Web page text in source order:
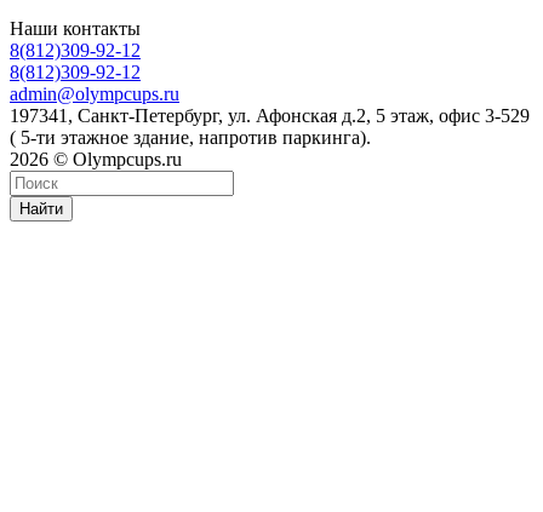
Наши контакты
8(812)309-92-12
8(812)309-92-12
admin@olympcups.ru
197341, Санкт-Петербург, ул. Афонская д.2, 5 этаж, офис 3-529
( 5-ти этажное здание, напротив паркинга).
2026 © Olympcups.ru
Найти